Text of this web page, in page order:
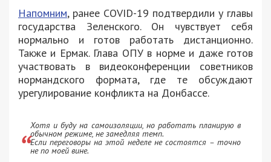
Напомним, ранее COVID-19 подтвердили у главы
государства Зеленского. Он чувствует себя
нормально и готов работать дистанционно.
Также и Ермак. Глава ОПУ в норме и даже готов
участвовать в видеоконференции советников
нормандского формата, где те обсуждают
урегулирование конфликта на Донбассе.
Хотя и буду на самоизоляции, но работать планирую в
обычном режиме, не замедляя темп.
Если переговоры на этой неделе не состоятся – точно
не по моей вине.